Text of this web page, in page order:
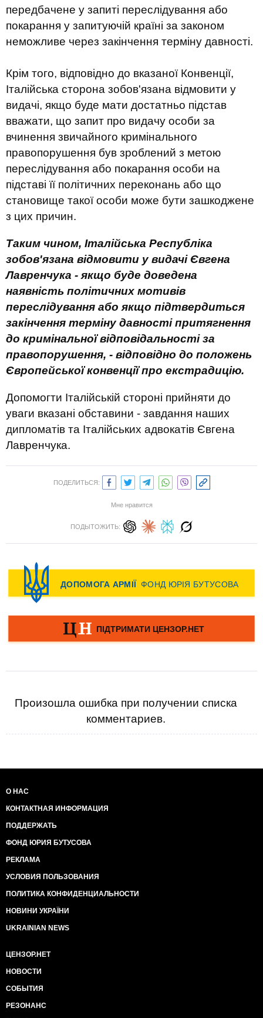
передбачене у запиті переслідування або
покарання у запитуючій країні за законом
неможливе через закінчення терміну давності.
Крім того, відповідно до вказаної Конвенції,
Італійська сторона зобов'язана відмовити у
видачі, якщо буде мати достатньо підстав
вважати, що запит про видачу особи за
вчинення звичайного кримінального
правопорушення був зроблений з метою
переслідування або покарання особи на
підставі її політичних переконань або що
становище такої особи може бути зашкоджене
з цих причин.
Таким чином, Італійська Республіка
зобов'язана відмовити у видачі Євгена
Лавренчука - якщо буде доведена
наявність політичних мотивів
переслідування або якщо підтвердиться
закінчення терміну давності притягнення
до кримінальної відповідальності за
правопорушення, - відповідно до положень
Європейської конвенції про екстрадицію.
Допомогти Італійській стороні прийняти до
уваги вказані обставини - завдання наших
дипломатів та Італійських адвокатів Євгена
Лавренчука.
ПОДЕЛИТЬСЯ:
Мне нравится
ПОДЫТОЖИТЬ:
Произошла ошибка при получении списка
комментариев.
О НАС
КОНТАКТНАЯ ИНФОРМАЦИЯ
ПОДДЕРЖАТЬ
ФОНД ЮРИЯ БУТУСОВА
РЕКЛАМА
УСЛОВИЯ ПОЛЬЗОВАНИЯ
ПОЛИТИКА КОНФИДЕНЦИАЛЬНОСТИ
НОВИНИ УКРАЇНИ
UKRAINIAN NEWS
ЦЕНЗОР.НЕТ
НОВОСТИ
СОБЫТИЯ
РЕЗОНАНС